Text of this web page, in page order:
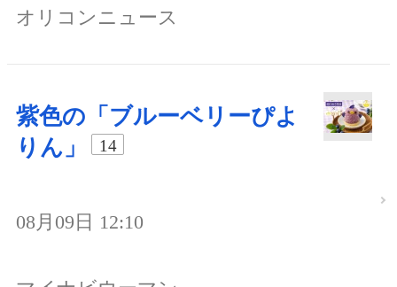
オリコンニュース
紫色の「ブルーベリーぴよ
りん」
14
08月09日 12:10